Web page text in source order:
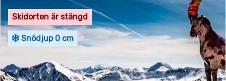
Skidorten är stängd
Snödjup 0 cm